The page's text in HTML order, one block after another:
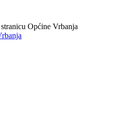
Općine Vrbanja